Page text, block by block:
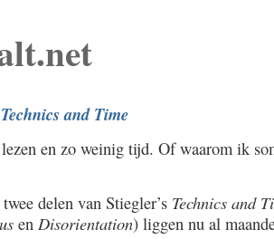
Technics and Time
en zo weinig tijd. Of waarom ik
delen van Stiegler’s Technics and
en Disorientation) liggen nu al